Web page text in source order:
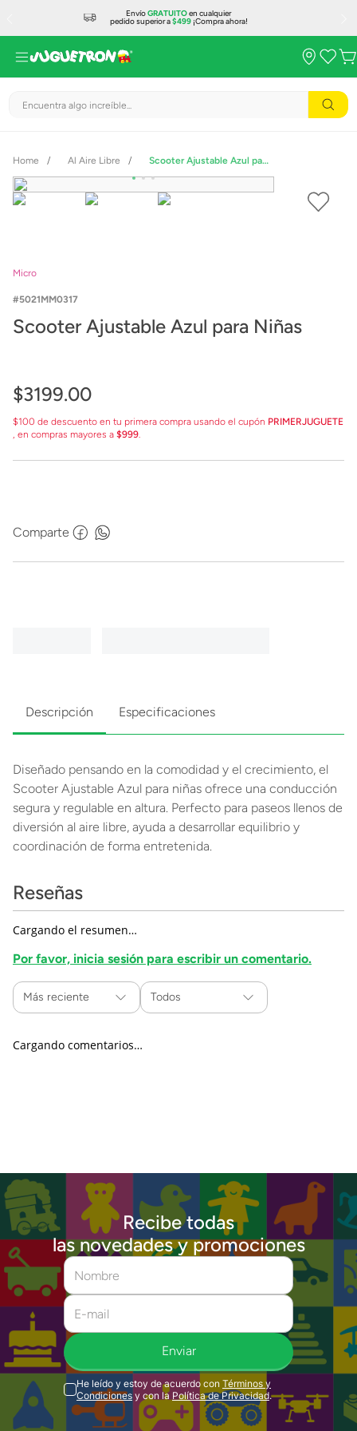
EnvíoGRATUITOen cualquier
pedido superior a$499¡Compra ahora!
Encuentra algo increíble...
Al Aire Libre Scooter Ajustable Azul para Niñas
Micro
5021MM0317
Scooter Ajustable Azul para Niñas
$3199.00
$100 de descuento en tu primera compra usando el cupón PRIMERJUGUETE
, en compras mayores a $999.
Comparte
Descripción Especificaciones
Diseñado pensando en la comodidad y el crecimiento, el
Scooter Ajustable Azul para niñas ofrece una conducción
segura y regulable en altura. Perfecto para paseos llenos de
diversión al aire libre, ayuda a desarrollar equilibrio y
coordinación de forma entretenida.
Reseñas
Cargando el resumen…
Por favor, inicia sesión para escribir un comentario.
Más reciente Todos
Cargando comentarios…
Recibe todas
las novedades y promociones
Enviar
He leído y estoy de acuerdo con Términos y
Condiciones y con la Política de Privacidad.